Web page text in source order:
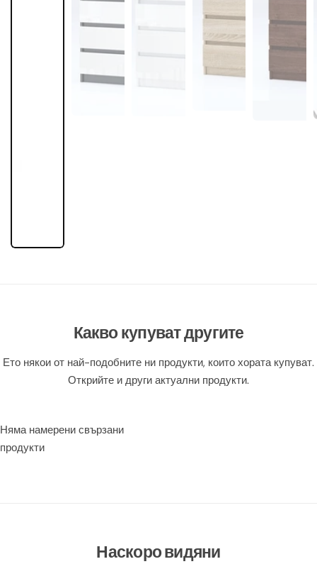
Какво купуват другите
Ето някои от най-подобните ни продукти, които хората купуват.
Открийте и други актуални продукти.
Няма намерени свързани
продукти
Наскоро видяни